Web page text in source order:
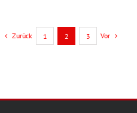
Zurück 1 2 3 Vor